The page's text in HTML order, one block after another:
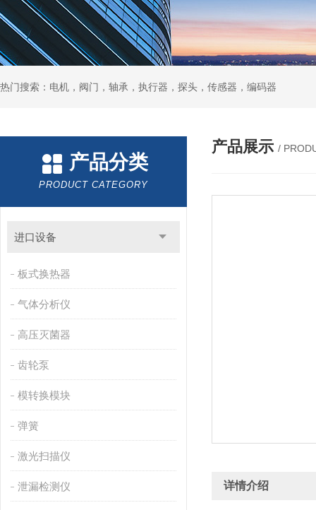
热门搜索：电机，阀门，轴承，执行器，探头，传感器，编码器
产品分类
PRODUCT CATEGORY
进口设备
板式换热器
气体分析仪
高压灭菌器
齿轮泵
模转换模块
弹簧
激光扫描仪
泄漏检测仪
产品展示 /
详情介绍